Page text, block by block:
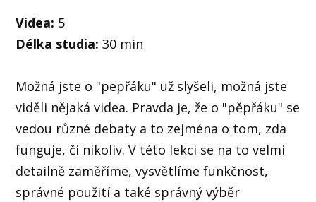
Videa: 5
Délka studia: 30 min
Možná jste o "pepřáku" už slyšeli, možná jste
viděli nějaká videa. Pravda je, že o "pěpřáku" se
vedou různé debaty a to zejména o tom, zda
funguje, či nikoliv. V této lekci se na to velmi
detailně zaměříme, vysvětlíme funkčnost,
správné použití a také správný výběr